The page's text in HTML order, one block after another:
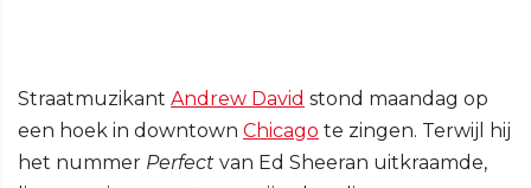
Straatmuzikant Andrew David stond maandag op
een hoek in downtown Chicago te zingen. Terwijl hij
het nummer Perfect van Ed Sheeran uitkraamde,